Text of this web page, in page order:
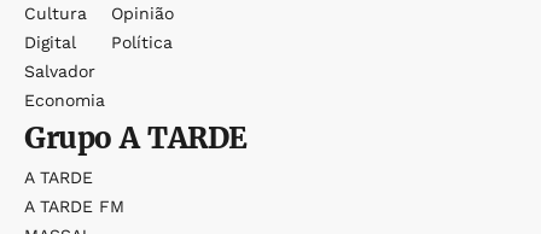
Cultura
Digital
Salvador
Economia
Opinião
Política
GrupoA TARDE
A TARDE
A TARDE FM